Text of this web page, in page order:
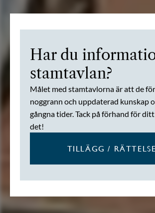
Har du
stamtavlan?
Målet med stamtavlorna är att de
noggrann och uppdaterad kunskap
gångna tider. Tack på förhand för
det!
TILLÄGG / RÄTTELSE